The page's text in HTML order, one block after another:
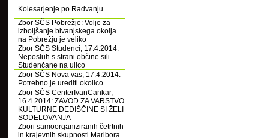
Kolesarjenje po Radvanju
Zbor SČS Pobrežje: Volje za
izboljšanje bivanjskega okolja
na Pobrežju je veliko
Zbor SČS Studenci, 17.4.2014:
Neposluh s strani občine sili
Studenčane na ulico
Zbor SČS Nova vas, 17.4.2014:
Potrebno je urediti okolico
Zbor SČS CenterIvanCankar,
16.4.2014: ZAVOD ZA VARSTVO
KULTURNE DEDIŠČINE SI ŽELI
SODELOVANJA
Zbori samoorganiziranih četrtnih
in krajevnih skupnosti Maribora